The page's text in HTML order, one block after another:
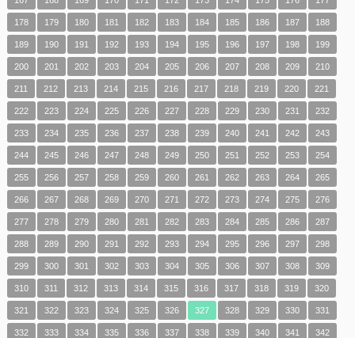
178 179 180 181 182 183 184 185 186 187 188
189 190 191 192 193 194 195 196 197 198 199
200 201 202 203 204 205 206 207 208 209 210
211 212 213 214 215 216 217 218 219 220 221
222 223 224 225 226 227 228 229 230 231 232
233 234 235 236 237 238 239 240 241 242 243
244 245 246 247 248 249 250 251 252 253 254
255 256 257 258 259 260 261 262 263 264 265
266 267 268 269 270 271 272 273 274 275 276
277 278 279 280 281 282 283 284 285 286 287
288 289 290 291 292 293 294 295 296 297 298
299 300 301 302 303 304 305 306 307 308 309
310 311 312 313 314 315 316 317 318 319 320
321 322 323 324 325 326 327 328 329 330 331
332 333 334 335 336 337 338 339 340 341 342